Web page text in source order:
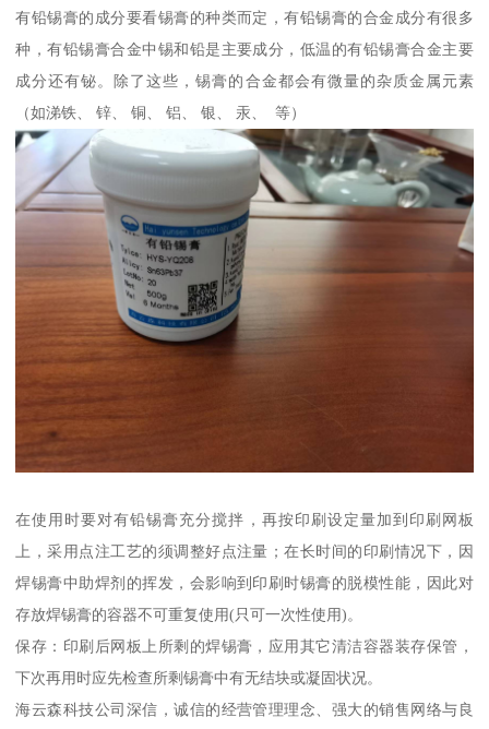
有铅锡膏的成分要看锡膏的种类而定，有铅锡膏的合金成分有很多
种，有铅锡膏合金中锡和铅是主要成分，低温的有铅锡膏合金主要
成分还有铋。除了这些，锡膏的合金都会有微量的杂质金属元素
（如涕铁、 锌、 铜、 铝、 银、 汞、 等）
在使用时要对有铅锡膏充分搅拌，再按印刷设定量加到印刷网板
上，采用点注工艺的须调整好点注量；在长时间的印刷情况下，因
焊锡膏中助焊剂的挥发，会影响到印刷时锡膏的脱模性能，因此对
存放焊锡膏的容器不可重复使用(只可一次性使用)。
保存：印刷后网板上所剩的焊锡膏，应用其它清洁容器装存保管，
下次再用时应先检查所剩锡膏中有无结块或凝固状况。
海云森科技公司深信，诚信的经营管理理念、强大的销售网络与良